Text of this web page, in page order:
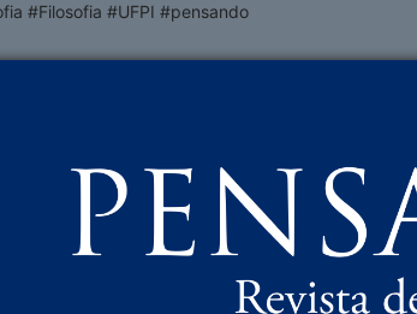
#Filosofia #UFPI #pensando